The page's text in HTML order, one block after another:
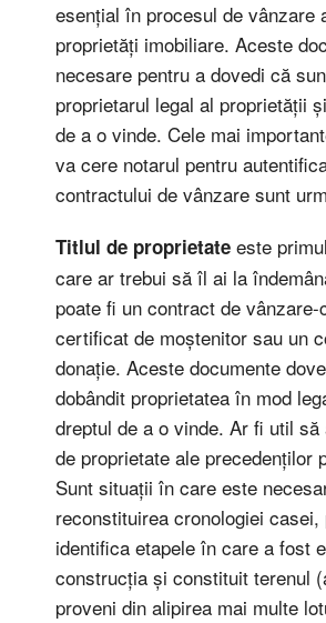
esențial în procesul de vânzare
proprietăți imobiliare. Aceste
necesare pentru a dovedi că
proprietarul legal al proprietății
de a o vinde. Cele mai
va cere notarul pentru
contractului de vânzare sunt
Titlul de proprietate este
care ar trebui să îl ai la
poate fi un contract de
certificat de moștenitor sau un
donație. Aceste documente
dobândit proprietatea în mod
dreptul de a o vinde. Ar fi util
de proprietate ale precedenților
Sunt situații în care este
reconstituirea cronologiei casei,
identifica etapele în care a fost
construcția și constituit terenul
proveni din alipirea mai multe